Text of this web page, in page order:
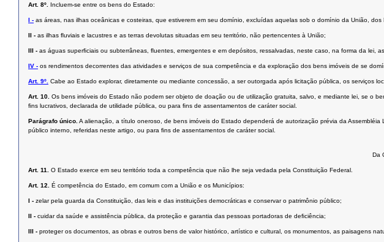
Art. 8º. Incluem-se entre os bens do Estado:
I - as áreas, nas ilhas oceânicas e costeiras, que estiverem em seu domínio, excluídas aquelas sob o domínio da União, dos
II - as ilhas ﬂuviais e lacustres e as terras devolutas situadas em seu território, não pertencentes à União;
III - as águas superﬁciais ou subterrâneas, ﬂuentes, emergentes e em depósitos, ressalvadas, neste caso, na forma da lei,
IV - os rendimentos decorrentes das atividades e serviços de sua competência e da exploração dos bens imóveis de se
Art. 9º. Cabe ao Estado explorar, diretamente ou mediante concessão, a ser outorgada após licitação pública, os serviços
Art. 10. Os bens imóveis do Estado não podem ser objeto de doação ou de utilização gratuita, salvo, e mediante lei, se o
ﬁns lucrativos, declarada de utilidade pública, ou para ﬁns de assentamentos de caráter social.
Parágrafo único. A alienação, a título oneroso, de bens imóveis do Estado dependerá de autorização prévia da
público interno, referidas neste artigo, ou para ﬁns de assentamentos de caráter social.
Da
Art. 11. O Estado exerce em seu território toda a competência que não lhe seja vedada pela Constituição Federal.
Art. 12. É competência do Estado, em comum com a União e os Municípios:
I - zelar pela guarda da Constituição, das leis e das instituições democráticas e conservar o patrimônio público;
II - cuidar da saúde e assistência pública, da proteção e garantia das pessoas portadoras de deﬁciência;
III - proteger os documentos, as obras e outros bens de valor histórico, artístico e cultural, os monumentos, as paisagens